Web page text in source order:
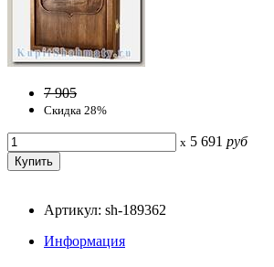
7 905
Скидка 28%
x 5 691 руб
Артикул: sh-189362
Информация